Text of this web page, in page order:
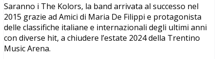
Saranno i The Kolors, la band arrivata al successo nel
2015 grazie ad Amici di Maria De Filippi e protagonista
delle classifiche italiane e internazionali degli ultimi anni
con diverse hit, a chiudere l’estate 2024 della Trentino
Music Arena.